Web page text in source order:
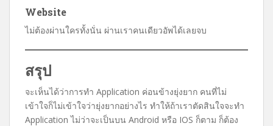
Website
ไม่ต้องผ่านใครทั้งนั่น ผ่านเราคนเดียวอัพได้เลยจบ
สรุป
จะเห็นได้ว่าการทำ Application ค่อนข้างยุ่งยาก คนที่ไม่
เข้าใจก็ไม่เข้าใจว่ายุ่งยากอย่างไร ทำให้ถ้าเราตัดสินใจจะทำ
Application ไม่ว่าจะเป็นบน Android หรือ IOS ก็ตาม ก็ต้อง